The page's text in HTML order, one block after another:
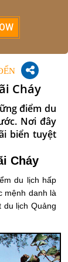
Cháy
điểm du
Nơi đây
biển tuyệt
Cháy
du lịch hấp
mệnh danh là
du lịch Quảng